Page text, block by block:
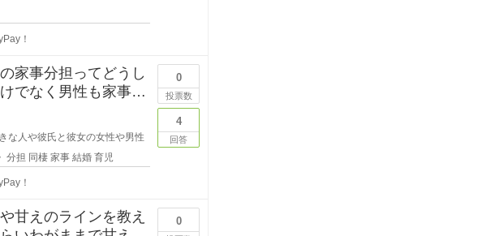
！
家事分担ってどうし
でなく男性も家事を
代です
な人や彼氏と彼女の女性や男性
分担 同棲 家事 結婚 育児
！
0
投票数
4
回答
甘えのラインを教え
0